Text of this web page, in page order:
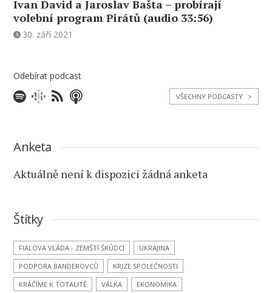
Ivan David a Jaroslav Bašta – probírají
volební program Pirátů (audio 33:56)
30. září 2021
Odebírat podcast
VŠECHNY PODCASTY >
Anketa
Aktuálně není k dispozici žádná anketa
Štítky
FIALOVA VLÁDA - ZEMŠTÍ ŠKŮDCI
UKRAJINA
PODPORA BANDEROVCŮ
KRIZE SPOLEČNOSTI
KRÁČÍME K TOTALITĚ
VÁLKA
EKONOMIKA